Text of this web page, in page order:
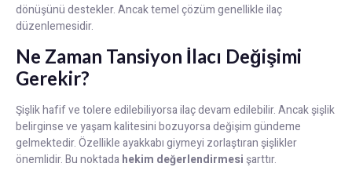
dönüşünü destekler. Ancak temel çözüm genellikle ilaç
düzenlemesidir.
Ne Zaman Tansiyon İlacı Değişimi
Gerekir?
Şişlik hafif ve tolere edilebiliyorsa ilaç devam edilebilir. Ancak şişlik
belirginse ve yaşam kalitesini bozuyorsa değişim gündeme
gelmektedir. Özellikle ayakkabı giymeyi zorlaştıran şişlikler
önemlidir. Bu noktadahekim değerlendirmesi şarttır.